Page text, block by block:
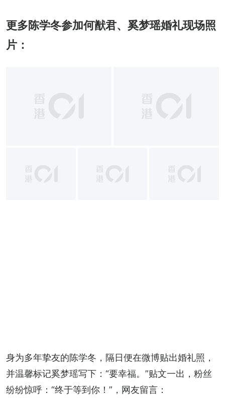
更多陈学冬参加何猷君、奚梦瑶婚礼现场照
片：
身为多年挚友的陈学冬，隔日便在微博贴出婚礼照，
并温馨标记奚梦瑶写下：“要幸福。”贴文一出，粉丝
纷纷惊呼：“终于等到你！”，网友留言：